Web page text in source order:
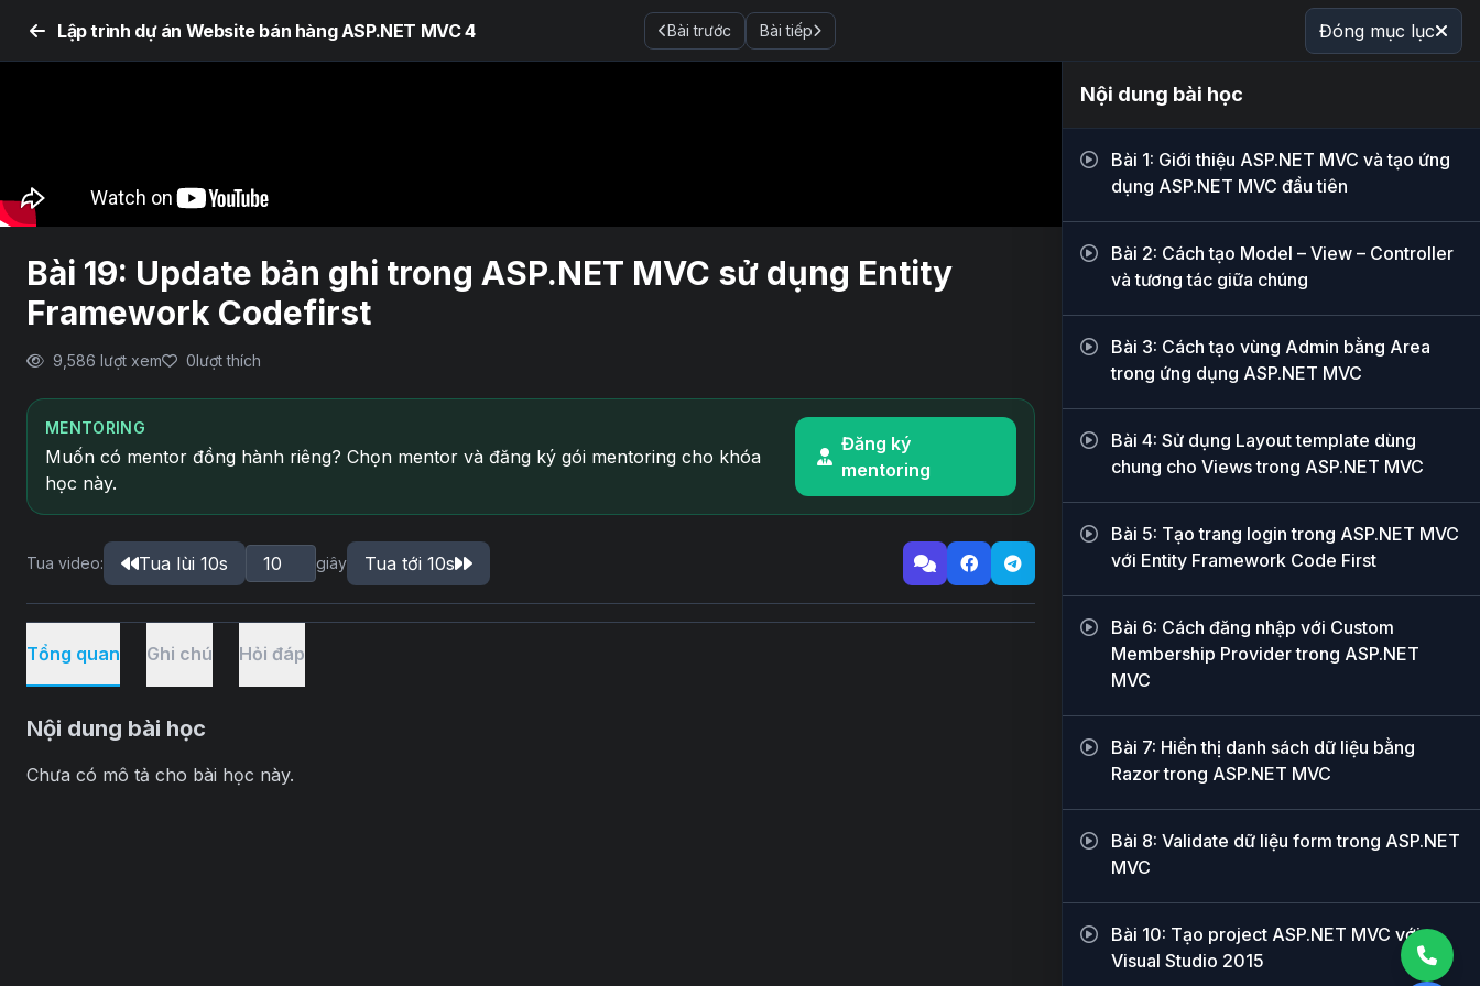
Lập trình dự án Website bán hàng ASP.NET MVC 4 Bài trước Bài tiếp Đóng mục lục
Bài 19: Update bản ghi trong ASP.NET MVC sử dụng Entity
Framework Codefirst
9,586 lượt xem 0lượt thích
MENTORING
Muốn có mentor đồng hành riêng? Chọn mentor và đăng ký gói mentoring cho khóa
học này.
Đăng ký
mentoring
Tua video: Tua lùi 10s giây Tua tới 10s
Tổng quan Ghi chú Hỏi đáp
Nội dung bài học
Chưa có mô tả cho bài học này.
Nội dung bài học
Bài 1: Giới thiệu ASP.NET MVC và tạo ứng
dụng ASP.NET MVC đầu tiên
Bài 2: Cách tạo Model – View – Controller
và tương tác giữa chúng
Bài 3: Cách tạo vùng Admin bằng Area
trong ứng dụng ASP.NET MVC
Bài 4: Sử dụng Layout template dùng
chung cho Views trong ASP.NET MVC
Bài 5: Tạo trang login trong ASP.NET MVC
với Entity Framework Code First
Bài 6: Cách đăng nhập với Custom
Membership Provider trong ASP.NET
MVC
Bài 7: Hiển thị danh sách dữ liệu bằng
Razor trong ASP.NET MVC
Bài 8: Validate dữ liệu form trong ASP.NET
MVC
Bài 10: Tạo project ASP.NET MVC với
Visual Studio 2015